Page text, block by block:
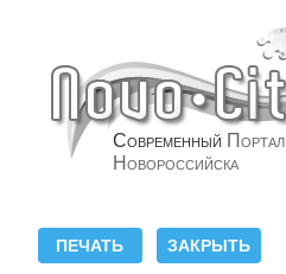
Современный Портал
Новороссийска